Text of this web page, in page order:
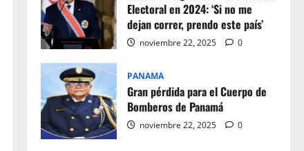
Electoral en 2024: ‘Si no me
dejan correr, prendo este país’
noviembre 22, 2025 0
PANAMA
Gran pérdida para el Cuerpo de
Bomberos de Panamá
noviembre 22, 2025 0